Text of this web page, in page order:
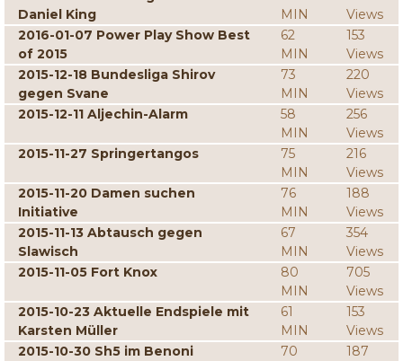
Daniel King
MIN
Views
2016-01-07 Power Play Show Best
of 2015
62
MIN
153
Views
2015-12-18 Bundesliga Shirov
gegen Svane
73
MIN
220
Views
2015-12-11 Aljechin-Alarm
58
MIN
256
Views
2015-11-27 Springertangos
75
MIN
216
Views
2015-11-20 Damen suchen
Initiative
76
MIN
188
Views
2015-11-13 Abtausch gegen
Slawisch
67
MIN
354
Views
2015-11-05 Fort Knox
80
MIN
705
Views
2015-10-23 Aktuelle Endspiele mit
Karsten Müller
61
MIN
153
Views
2015-10-30 Sh5 im Benoni
70
187